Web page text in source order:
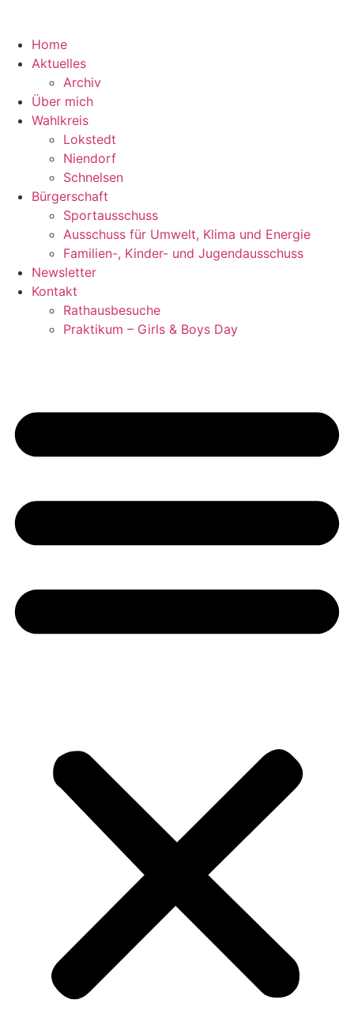
springenHome
Aktuelles
Archiv
Über mich
Wahlkreis
Lokstedt
Niendorf
Schnelsen
Bürgerschaft
Sportausschuss
Ausschuss für Umwelt, Klima und Energie
Familien-, Kinder- und Jugendausschuss
Newsletter
Kontakt
Rathausbesuche
Praktikum – Girls & Boys Day